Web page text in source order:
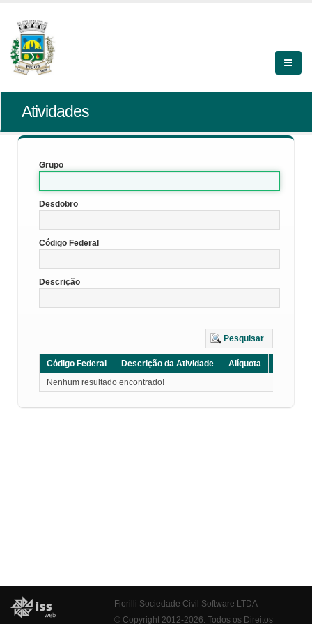
Atividades
Grupo
Desdobro
Código Federal
Descrição
Pesquisar
Código Federal Descrição da Atividade Alíquota
Nenhum resultado encontrado!
Fiorilli Sociedade Civil Software LTDA
© Copyright 2012-2026. Todos os Direitos